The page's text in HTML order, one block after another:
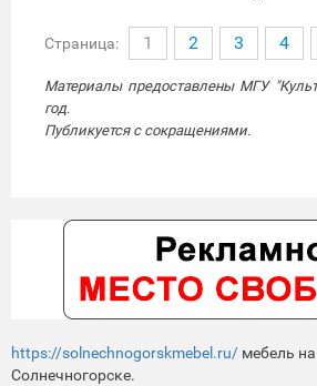
Страница: 1 2 3 4
Материалы предоставлены МГУ
год.
Публикуется с сокращениями.
https://solnechnogorskmebel.ru/ мебель
Солнечногорске.